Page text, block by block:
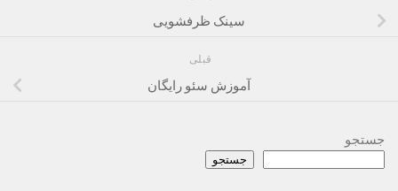
سینک ظرفشویی
قبلی
آموزش سئو رایگان
جستجو
جستجو